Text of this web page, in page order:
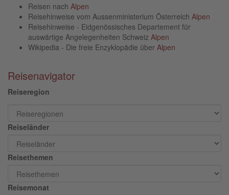
Reisen nach Alpen
Reisehinweise vom Aussenministerium Österreich Alpen
Reisehinweise - Eidgenössisches Departement für
auswärtige Angelegenheiten Schweiz Alpen
Wikipedia - Die freie Enzyklopädie über Alpen
Reisenavigator
Reiseregion
Reiseländer
Reisethemen
Reisemonat